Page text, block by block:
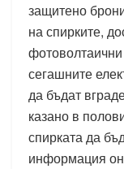
защитено
на спирките,
сегашните
да бъдат
казано в
спирката да
информация